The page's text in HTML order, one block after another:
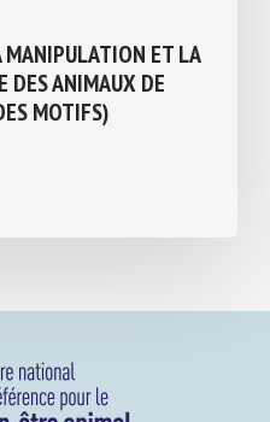
DES ANIMAUX
DES MOTIFS)